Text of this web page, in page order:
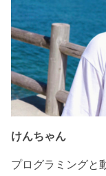
けんちゃん
プログラミングと